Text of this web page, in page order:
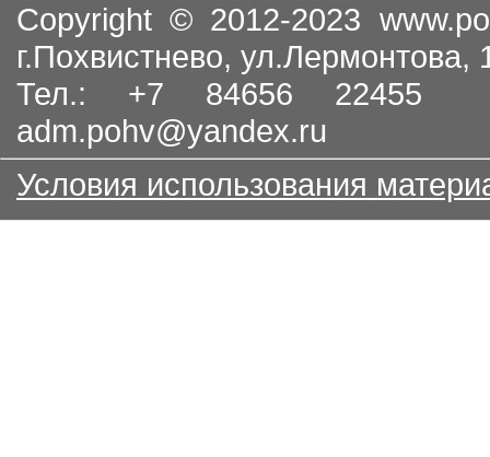
Copyright © 2012-2023
г.Похвистнево, ул.Лермонтова,
Тел.: +7 84656
adm.pohv@yandex.ru
Условия использования